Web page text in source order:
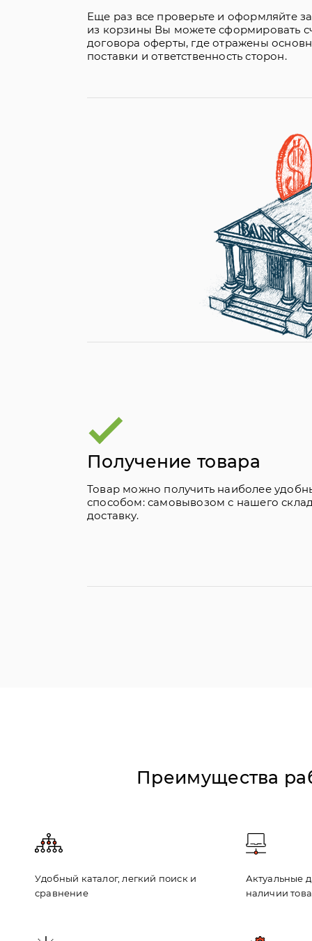
Еще раз все проверьте и оформляйте
из корзины Вы можете сформировать
договора оферты, где отражены
поставки и ответственность сторон.
Получение товара
Товар можно получить наиболее
способом: самовывозом с нашего
доставку.
Преимущества
Удобный каталог, легкий поиск и
сравнение
Актуальные
наличии